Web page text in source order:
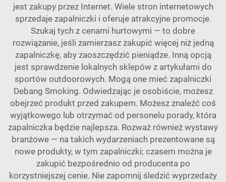
jest zakupy przez Internet. Wiele stron internetowych
sprzedaje zapalniczki i oferuje atrakcyjne promocje.
Szukaj tych z cenami hurtowymi — to dobre
rozwiązanie, jeśli zamierzasz zakupić więcej niż jedną
zapalniczkę, aby zaoszczędzić pieniądze. Inną opcją
jest sprawdzenie lokalnych sklepów z artykułami do
sportów outdoorowych. Mogą one mieć zapalniczki
Debang Smoking. Odwiedzając je osobiście, możesz
obejrzeć produkt przed zakupem. Możesz znaleźć coś
wyjątkowego lub otrzymać od personelu porady, która
zapalniczka będzie najlepsza. Rozważ również wystawy
branżowe — na takich wydarzeniach prezentowane są
nowe produkty, w tym zapalniczki; czasem można je
zakupić bezpośrednio od producenta po
korzystniejszej cenie. Nie zapomnij śledzić wyprzedaży